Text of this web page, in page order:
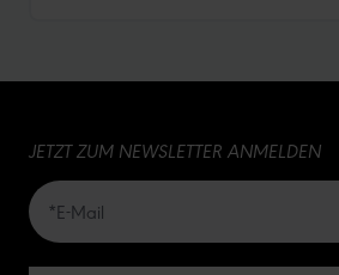
20
JETZT ZUM NEWSLETTER ANMELDEN